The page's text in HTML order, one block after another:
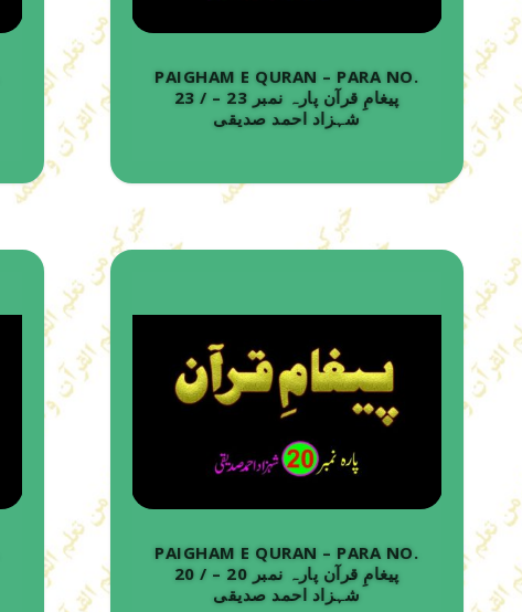
PAIGHAM E QURAN – PARA NO.
23 / پیغامِ قرآن پارہ نمبر 23 –
شہزاد احمد صدیقی
PAIGHAM E QURAN – PARA NO.
20 / پیغامِ قرآن پارہ نمبر 20 –
شہزاد احمد صدیقی